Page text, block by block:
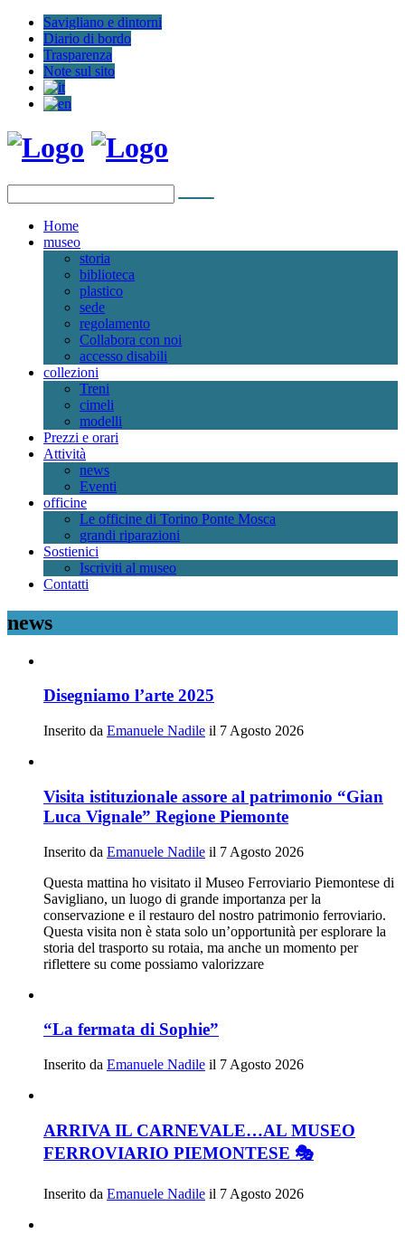
Savigliano e dintorni
Diario di bordo
Trasparenza
Note sul sito
Home
museo
storia
biblioteca
plastico
sede
regolamento
Collabora con noi
accesso disabili
collezioni
Treni
cimeli
modelli
Prezzi e orari
Attività
news
Eventi
officine
Le officine di Torino Ponte Mosca
grandi riparazioni
Sostienici
Iscriviti al museo
Contatti
news
Disegniamo l’arte 2025
Inserito da Emanuele Nadile il 7 Agosto 2026
Visita istituzionale assore al patrimonio “Gian
Luca Vignale” Regione Piemonte
Inserito da Emanuele Nadile il 7 Agosto 2026
Questa mattina ho visitato il Museo Ferroviario Piemontese di
Savigliano, un luogo di grande importanza per la
conservazione e il restauro del nostro patrimonio ferroviario.
Questa visita non è stata solo un’opportunità per esplorare la
storia del trasporto su rotaia, ma anche un momento per
riflettere su come possiamo valorizzare
“La fermata di Sophie”
Inserito da Emanuele Nadile il 7 Agosto 2026
ARRIVA IL CARNEVALE…AL MUSEO
FERROVIARIO PIEMONTESE 🎭
Inserito da Emanuele Nadile il 7 Agosto 2026